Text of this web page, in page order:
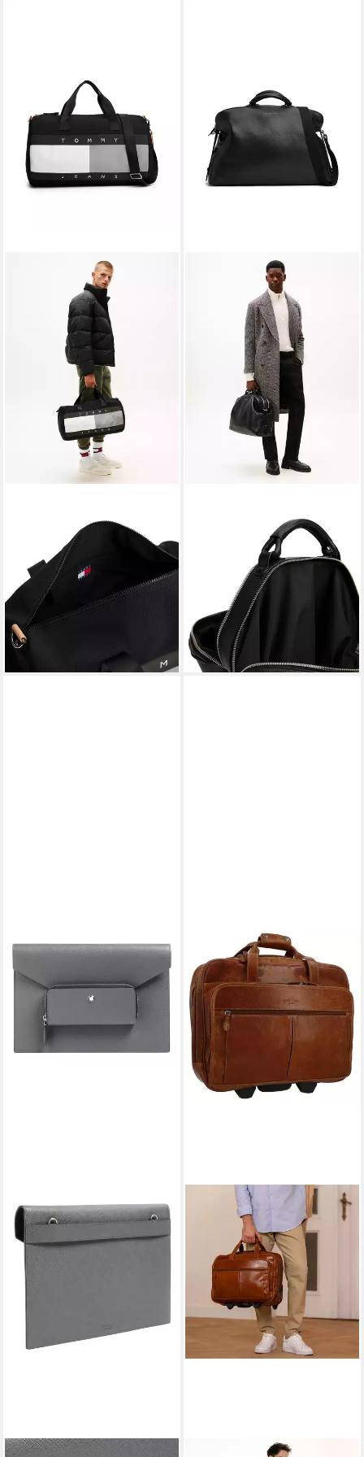
Weekender TJM ARCHIVE
DUFFLE, Men Reisetasche,
Freizeittasche, Travelbag mit
plaktivem Logo
96,17 € UVP
-36%
lieferbar - in 1-2 Werktagen bei dir
Weekender TH PREMUM
LEATHER DUFFLE,
Reisetasche, Freitzeittasche
mit Logoschriftzug
250,31 €
UVP
-37%
lieferbar - in 1-2 Werktagen bei dir